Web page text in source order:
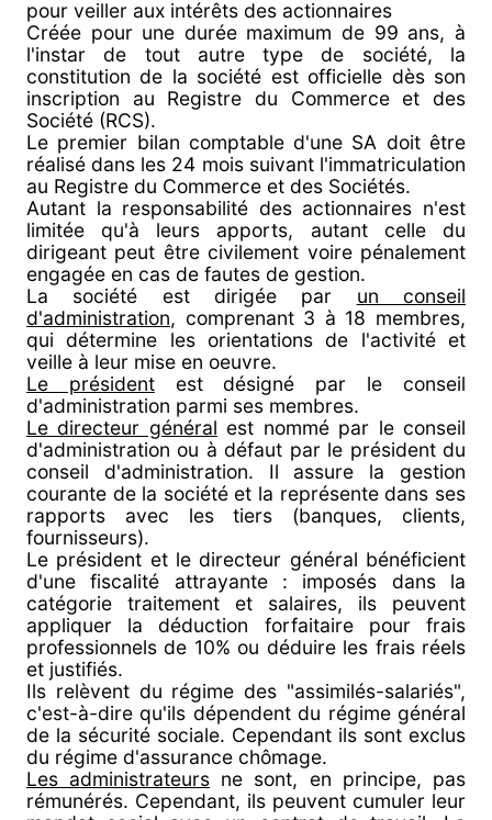
pour veiller aux intérêts des actionnaires
Créée pour une durée maximum de 99 ans, à
l'instar de tout autre type de société, la
constitution de la société est officielle dès son
inscription au Registre du Commerce et des
Société (RCS).
Le premier bilan comptable d'une SA doit être
réalisé dans les 24 mois suivant l'immatriculation
au Registre du Commerce et des Sociétés.
Autant la responsabilité des actionnaires n'est
limitée qu'à leurs apports, autant celle du
dirigeant peut être civilement voire pénalement
engagée en cas de fautes de gestion.
La société est dirigée par un conseil
d'administration, comprenant 3 à 18 membres,
qui détermine les orientations de l'activité et
veille à leur mise en oeuvre.
Le présidentest désigné par le conseil
d'administration parmi ses membres.
Le directeur général est nommé par le conseil
d'administration ou à défaut par le président du
conseil d'administration. Il assure la gestion
courante de la société et la représente dans ses
rapports avec les tiers (banques, clients,
fournisseurs).
Le président et le directeur général bénéficient
d'une fiscalité attrayante : imposés dans la
catégorie traitement et salaires, ils peuvent
appliquer la déduction forfaitaire pour frais
professionnels de 10% ou déduire les frais réels
et justifiés.
Ils relèvent du régime des "assimilés-salariés",
c'est-à-dire qu'ils dépendent du régime général
de la sécurité sociale. Cependant ils sont exclus
du régime d'assurance chômage.
Les administrateurs ne sont, en principe, pas
rémunérés. Cependant, ils peuvent cumuler leur